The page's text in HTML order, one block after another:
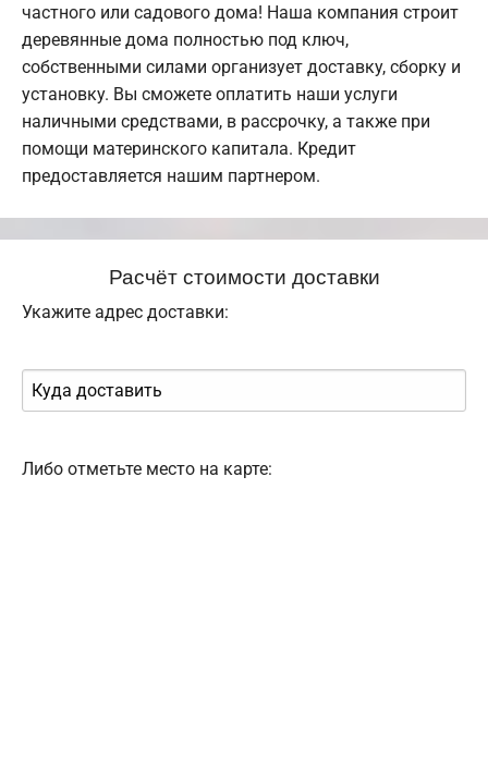
частного или садового дома! Наша компания строит
деревянные дома полностью под ключ,
собственными силами организует доставку, сборку и
установку. Вы сможете оплатить наши услуги
наличными средствами, в рассрочку, а также при
помощи материнского капитала. Кредит
предоставляется нашим партнером.
Расчёт стоимости доставки
Укажите адрес доставки:
Либо отметьте место на карте: